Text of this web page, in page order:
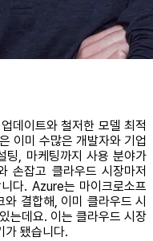
데이트와 철저한 모델 최적
이미 수많은 개발자와 기업
팅, 마케팅까지 사용 분야가
손잡고 클라우드 시장마저
다. Azure는 마이크로소프
결합해, 이미 클라우드 시
는데요. 이는 클라우드 시장
가 됐습니다.